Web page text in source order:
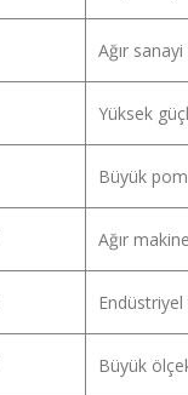
Ağır
Yüksek
Büyük
Ağır
Büyük